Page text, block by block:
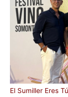
El Sumiller Eres